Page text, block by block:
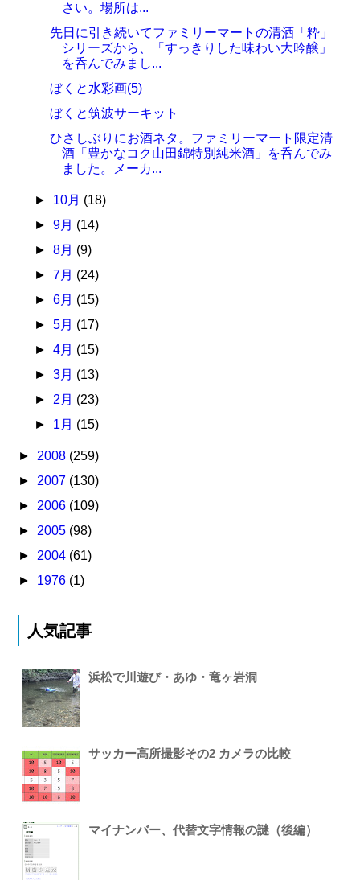
さい。場所は...
先日に引き続いてファミリーマートの清酒「粋」
シリーズから、「すっきりした味わい大吟醸」
を呑んでみまし...
ぼくと水彩画(5)
ぼくと筑波サーキット
ひさしぶりにお酒ネタ。ファミリーマート限定清
酒「豊かなコク山田錦特別純米酒」を呑んでみ
ました。メーカ...
► 10月 (18)
► 9月 (14)
► 8月 (9)
► 7月 (24)
► 6月 (15)
► 5月 (17)
► 4月 (15)
► 3月 (13)
► 2月 (23)
► 1月 (15)
► 2008 (259)
► 2007 (130)
► 2006 (109)
► 2005 (98)
► 2004 (61)
► 1976 (1)
人気記事
浜松で川遊び・あゆ・竜ヶ岩洞
サッカー高所撮影その2 カメラの比較
マイナンバー、代替文字情報の謎（後編）